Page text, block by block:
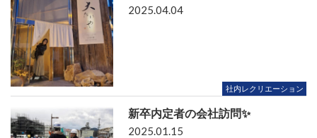
社内レクリエーション
2025.04.04
新卒内定者の会社訪問✨
2025.01.15